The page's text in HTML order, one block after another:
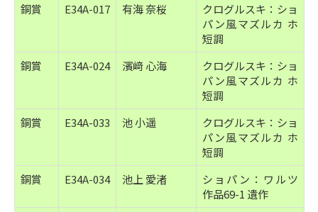
銅賞
E34A-017 有海 奈桜
クログルスキ：ショ
パン風マズルカ ホ
短調
銅賞
E34A-024 濱﨑 心海
クログルスキ：ショ
パン風マズルカ ホ
短調
銅賞
E34A-033 池 小遥
クログルスキ：ショ
パン風マズルカ ホ
短調
銅賞
E34A-034 池上 愛渚
ショパン：ワルツ
作品69-1 遺作